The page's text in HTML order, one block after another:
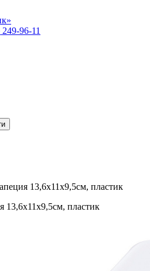
96-11
13,6х11х9,5см, пластик
13,6х11х9,5см, пластик